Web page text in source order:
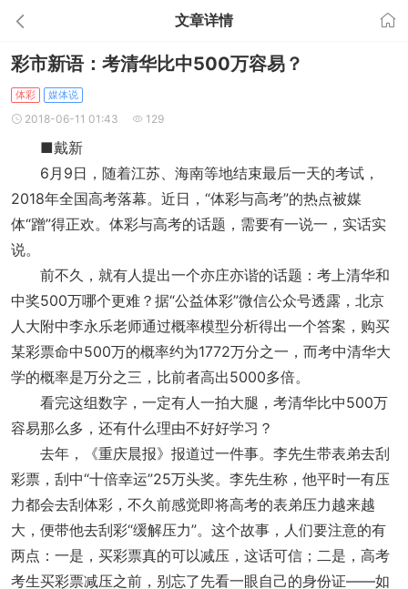
文章详情
彩市新语：考清华比中500万容易？
体彩 媒体说
2018-06-11 01:43 129
■戴新
6月9日，随着江苏、海南等地结束最后一天的考试，
2018年全国高考落幕。近日，“体彩与高考”的热点被媒
体“蹭”得正欢。体彩与高考的话题，需要有一说一，实话实
说。
前不久，就有人提出一个亦庄亦谐的话题：考上清华和
中奖500万哪个更难？据“公益体彩”微信公众号透露，北京
人大附中李永乐老师通过概率模型分析得出一个答案，购买
某彩票命中500万的概率约为1772万分之一，而考中清华大
学的概率是万分之三，比前者高出5000多倍。
看完这组数字，一定有人一拍大腿，考清华比中500万
容易那么多，还有什么理由不好好学习？
去年，《重庆晨报》报道过一件事。李先生带表弟去刮
彩票，刮中“十倍幸运”25万头奖。李先生称，他平时一有压
力都会去刮体彩，不久前感觉即将高考的表弟压力越来越
大，便带他去刮彩“缓解压力”。这个故事，人们要注意的有
两点：一是，买彩票真的可以减压，这话可信；二是，高考
考生买彩票减压之前，别忘了先看一眼自己的身份证——如